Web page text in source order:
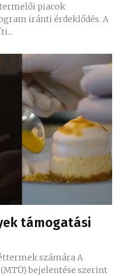
iránti érdeklődés. A
támogatási
számára A
bejelentése szerint